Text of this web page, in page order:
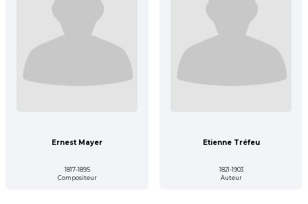
Ernest Mayer
1817-1895
Compositeur
Etienne Tréfeu
1821-1903
Auteur